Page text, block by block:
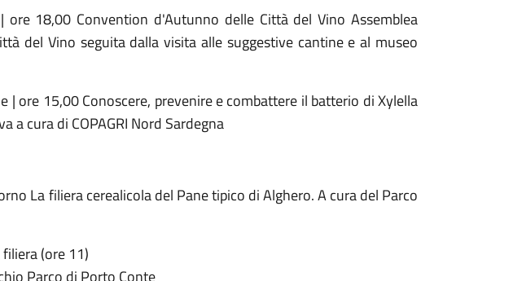
18,00 Convention d'Autunno delle Città del Vino Assemblea
del Vino seguita dalla visita alle suggestive cantine e al museo
| ore 15,00 Conoscere, prevenire e combattere il batterio di Xylella
a cura di COPAGRI Nord Sardegna
La filiera cerealicola del Pane tipico di Alghero. A cura del Parco
(ore 11)